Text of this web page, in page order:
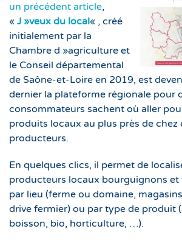
un précédent article,
« J »veux du local« , créé
initialement par la
Chambre d »agriculture et
le Conseil départemental
de Saône-et-Loire en 2019, est
dernier la plateforme régionale pour
consommateurs sachent où aller
produits locaux au plus près de chez
producteurs.
En quelques clics, il permet de
producteurs locaux bourguignons
par lieu (ferme ou domaine,
drive fermier) ou par type de produit
boisson, bio, horticulture, …).